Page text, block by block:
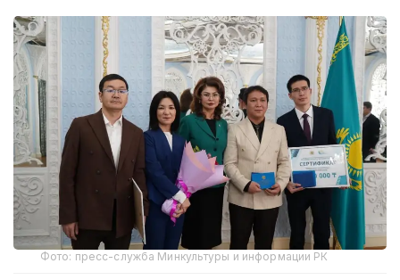
Фото: пресс-служба Минкультуры и информации РК